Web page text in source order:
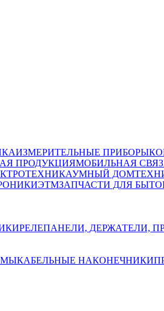
ИЗМЕРИТЕЛЬНЫЕ ПРИБОРЫ
ПРОДУКЦИЯМОБИЛЬНАЯ
УМНЫЙ ДОМ
ЭТМЗАПЧАСТИ ДЛЯ
РЕЛЕПАНЕЛИ, ДЕРЖАТЕЛИ,
КАБЕЛЬНЫЕ НАКОНЕЧНИКИ